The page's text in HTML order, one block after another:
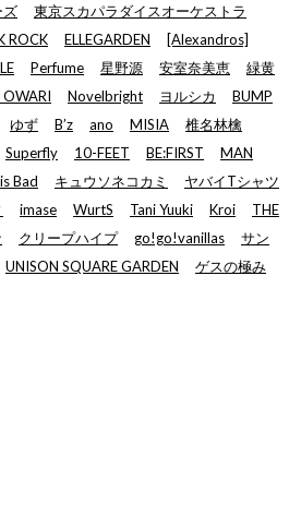
ズ
東京スカパラダイスオーケストラ
ROCK ELLEGARDEN
[Alexandros]
Perfume 星野源 安室奈美恵
緑黄
OWARI Novelbright ヨルシカ
BUMP
ゆず B’z ano MISIA
椎名林檎
Superfly 10-FEET BE:FIRST
MAN
Bad キュウソネコカミ
ヤバイTシャツ
imase WurtS Tani Yuuki Kroi
THE
クリープハイプ go!go!vanillas
サン
UNISON SQUARE GARDEN
ゲスの極み